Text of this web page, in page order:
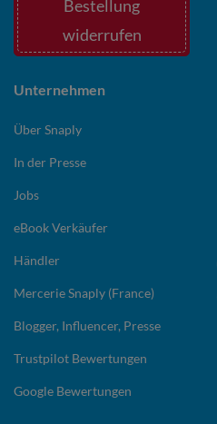
Bestellung
widerrufen
Unternehmen
Über Snaply
In der Presse
Jobs
eBook Verkäufer
Händler
Mercerie Snaply (France)
Blogger, Influencer, Presse
Trustpilot Bewertungen
Google Bewertungen